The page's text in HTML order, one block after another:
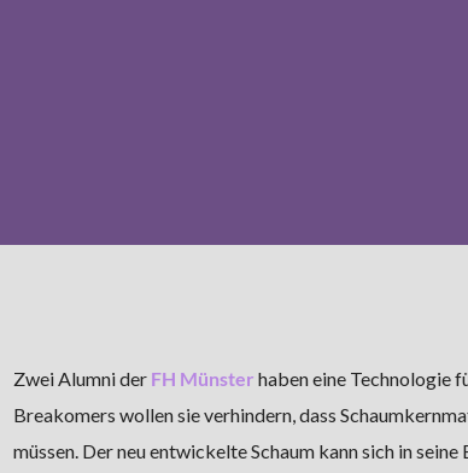
Zwei Alumni der FH Münster haben eine
Breakomers wollen sie verhindern, dass
müssen. Der neu entwickelte Schaum kann sich in